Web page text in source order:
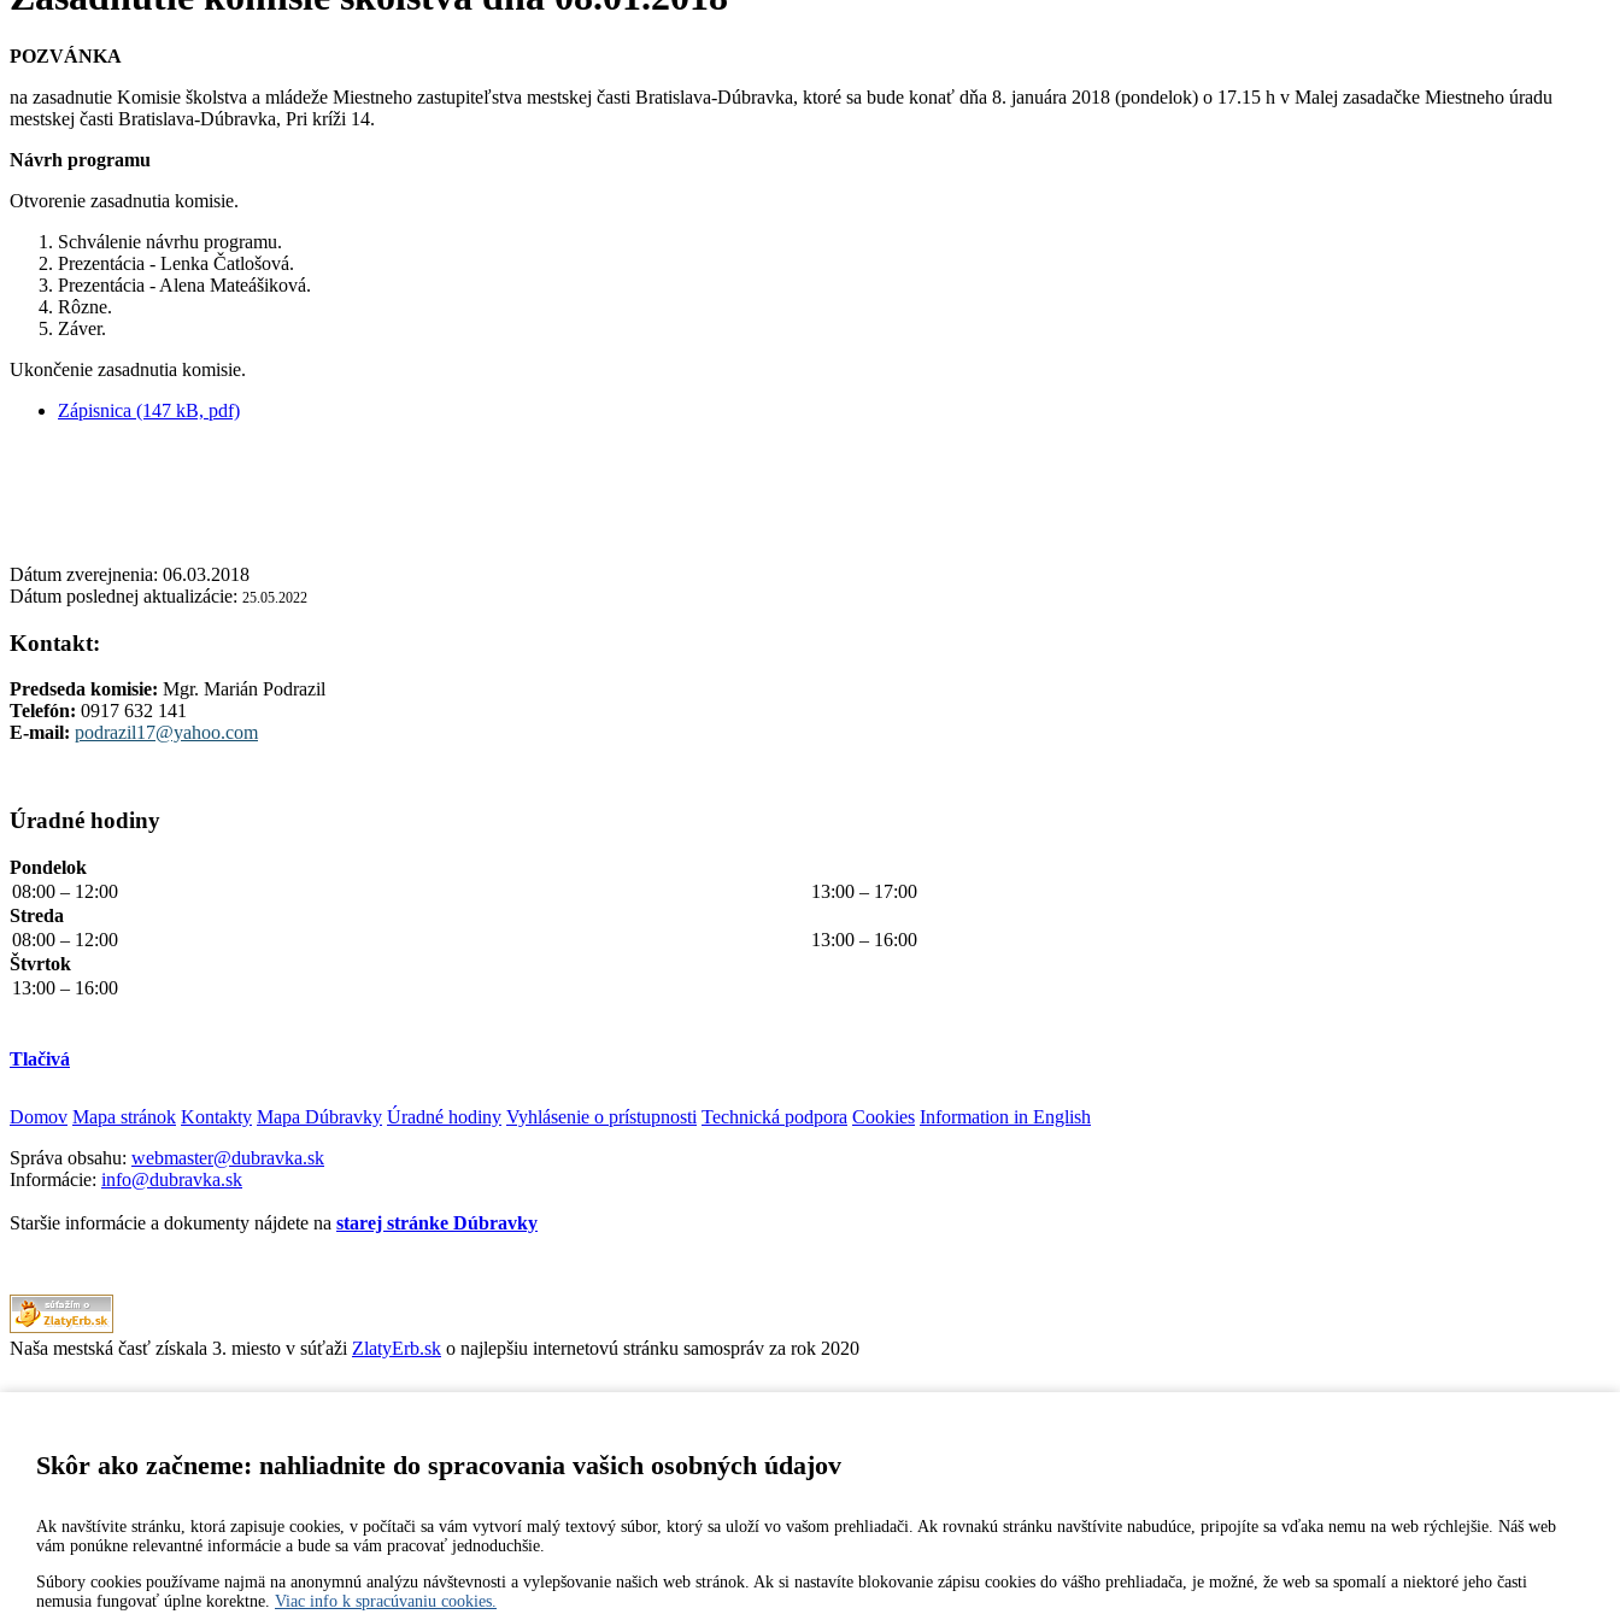
Skôr ako začneme: nahliadnite do spracovania vašich osobných údajov
Ak navštívite stránku, ktorá zapisuje cookies, v počítači sa vám vytvorí malý textový súbor, ktorý sa uloží vo vašom prehliadači. Ak rovnakú stránku navštívite nabudúce, pripojíte sa vďaka nemu na web rýchlejšie. Náš web
vám ponúkne relevantné informácie a bude sa vám pracovať jednoduchšie.
Súbory cookies používame najmä na anonymnú analýzu návštevnosti a vylepšovanie našich web stránok. Ak si nastavíte blokovanie zápisu cookies do vášho prehliadača, je možné, že web sa spomalí a niektoré jeho časti
nemusia fungovať úplne korektne. Viac info k spracúvaniu cookies.
POZVÁNKA
na zasadnutie Komisie školstva a mládeže Miestneho zastupiteľstva mestskej časti Bratislava-Dúbravka, ktoré sa bude konať dňa 8. januára 2018 (pondelok) o 17.15 h v Malej zasadačke Miestneho úradu
mestskej časti Bratislava-Dúbravka, Pri kríži 14.
Návrh programu
Otvorenie zasadnutia komisie.
Schválenie návrhu programu.
Prezentácia - Lenka Čatlošová.
Prezentácia - Alena Mateášiková.
Rôzne.
Záver.
Ukončenie zasadnutia komisie.
Zápisnica (147 kB, pdf)
Dátum zverejnenia: 06.03.2018
Dátum poslednej aktualizácie: 25.05.2022
Kontakt:
Predseda komisie: Mgr. Marián Podrazil
Telefón: 0917 632 141
E-mail: podrazil17@yahoo.com
Úradné hodiny
Pondelok
08:00 – 12:00
13:00 – 17:00
Streda
08:00 – 12:00
13:00 – 16:00
Štvrtok
13:00 – 16:00
Tlačivá
Domov Mapa stránok Kontakty Mapa Dúbravky Úradné hodiny Vyhlásenie o prístupnosti Technická podpora Cookies Information in English
Správa obsahu: webmaster@dubravka.sk
Informácie: info@dubravka.sk
Staršie informácie a dokumenty nájdete na starej stránke Dúbravky
Naša mestská časť získala 3. miesto v súťaži ZlatyErb.sk o najlepšiu internetovú stránku samospráv za rok 2020
Žatevná 2, 844 02 Bratislava
IČO: 00603406
DIČ: 2020919120
IČ DPH: Nie sme platca DPH